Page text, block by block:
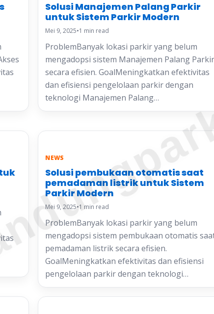
Solusi Manajemen Palang Parkir
untuk Sistem Parkir Modern
Mei 9, 2025•1 min read
ProblemBanyak lokasi parkir yang belum
mengadopsi sistem Manajemen Palang Parkir
secara efisien. GoalMeningkatkan efektivitas
dan efisiensi pengelolaan parkir dengan
teknologi Manajemen Palang…
NEWS
Solusi pembukaan otomatis saat
pemadaman listrik untuk Sistem
Parkir Modern
Mei 9, 2025•1 min read
ProblemBanyak lokasi parkir yang belum
mengadopsi sistem pembukaan otomatis
pemadaman listrik secara efisien.
GoalMeningkatkan efektivitas dan efisiensi
pengelolaan parkir dengan teknologi…